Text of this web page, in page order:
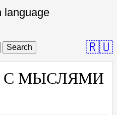
language
Search 🇷🇺
С МЫСЛЯМИ